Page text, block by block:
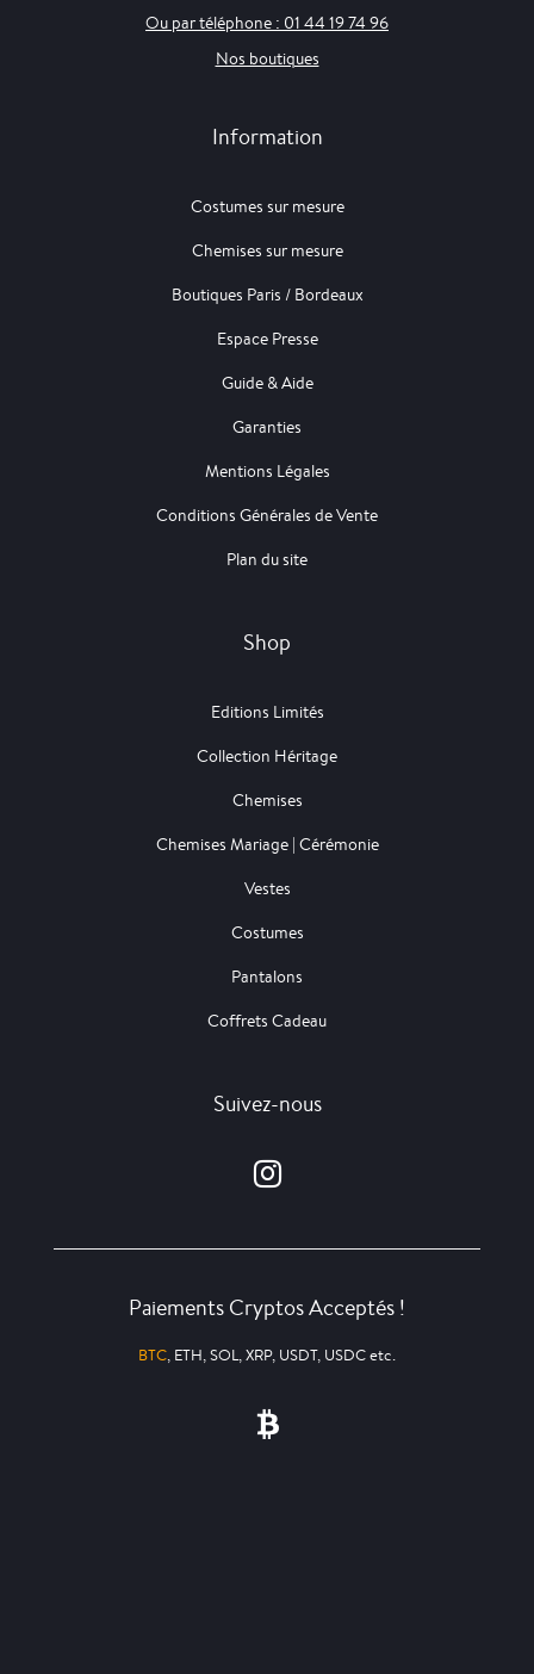
Ou par téléphone : 01 44 19 74 96
Nos boutiques
Information
Costumes sur mesure
Chemises sur mesure
Boutiques Paris / Bordeaux
Espace Presse
Guide & Aide
Garanties
Mentions Légales
Conditions Générales de Vente
Plan du site
Shop
Editions Limités
Collection Héritage
Chemises
Chemises Mariage | Cérémonie
Vestes
Costumes
Pantalons
Coffrets Cadeau
Suivez-nous
Paiements Cryptos Acceptés !
BTC, ETH, SOL, XRP, USDT, USDC etc.